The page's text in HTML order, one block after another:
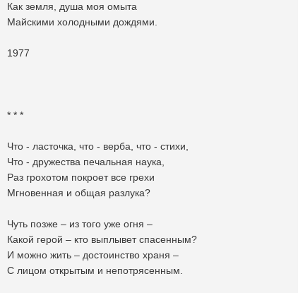
Как земля, душа моя омыта
Майскими холодными дождями.
1977
* * *
Что - ласточка, что - верба, что - стихи,
Что - дружества печальная наука,
Раз грохотом покроет все грехи
Мгновенная и общая разлука?
Чуть позже – из того уже огня –
Какой герой – кто выплывет спасенным?
И можно жить – достоинство храня –
С лицом открытым и непотрясенным.